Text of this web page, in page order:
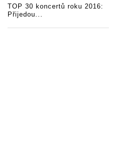
TOP 30 koncertů roku 2016:
Přijedou...